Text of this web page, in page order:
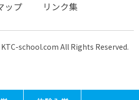
ップ
リンク集
school.com All Rights Reserved.